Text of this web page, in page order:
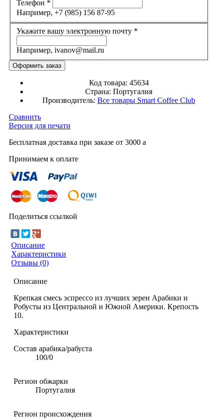
Телефон *
Например, +7 (985) 156 87-95
Укажите вашу электронную почту *
Например, ivanov@mail.ru
Код товара: 45634
Страна: Португалия
Производитель: Все товары Smart Coffee Club
Сравнить
Версия для печати
Бесплатная доставка при заказе от 3000 a
Принимаем к оплате
Поделиться ссылкой
Описание
Характеристики
Отзывы (0)
Описание
Крепкая смесь эспрессо из лучших зерен Арабики и
Робусты из Центральной и Южной Америки. Крепость
10.
Характеристики
Состав арабика/рабуста
100/0
Регион обжарки
Португалия
Регион происхождения